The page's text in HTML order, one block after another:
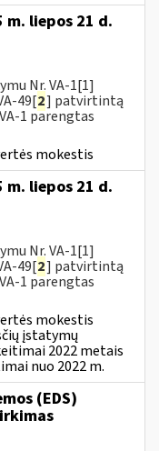
m. liepos 21 d.
Nr. VA-1[1]
49[2] patvirtintą
1 parengtas
mokestis
m. liepos 21 d.
Nr. VA-1[1]
49[2] patvirtintą
1 parengtas
mokestis
įstatymų
2022 metais
nuo 2022 m.
(EDS)